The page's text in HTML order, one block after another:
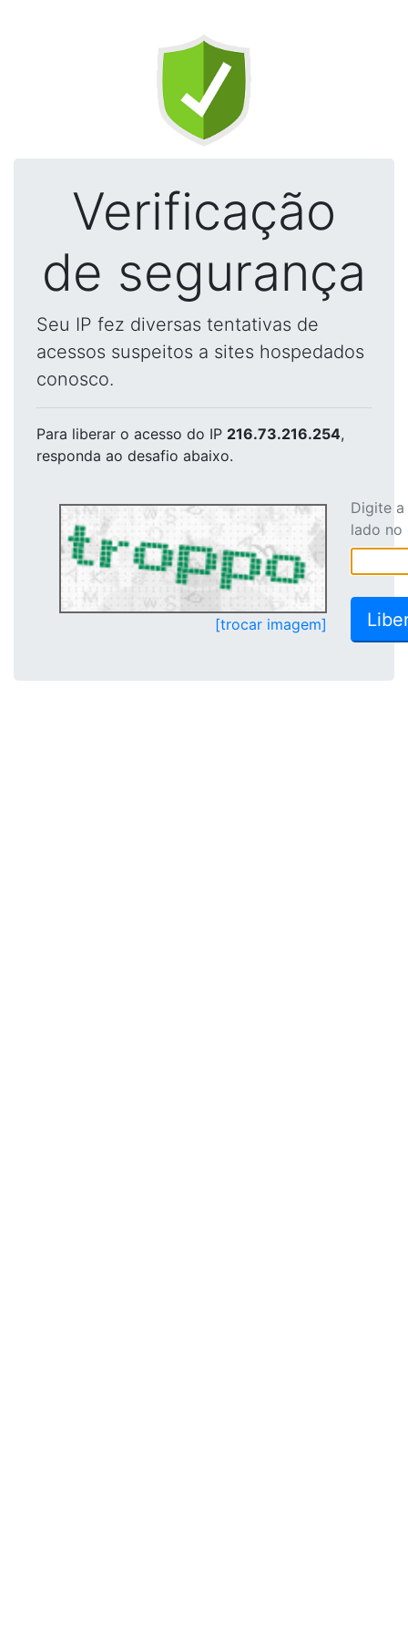
Verificação
de segurança
Seu IP fez diversas tentativas de
acessos suspeitos a sites hospedados
conosco.
Para liberar o acesso do IP 216.73.216.254,
responda ao desafio abaixo.
[trocar imagem]
Digite
lado no